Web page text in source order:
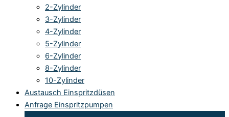
2-Zylinder
3-Zylinder
4-Zylinder
5-Zylinder
6-Zylinder
8-Zylinder
10-Zylinder
Austausch Einspritzdüsen
Anfrage Einspritzpumpen